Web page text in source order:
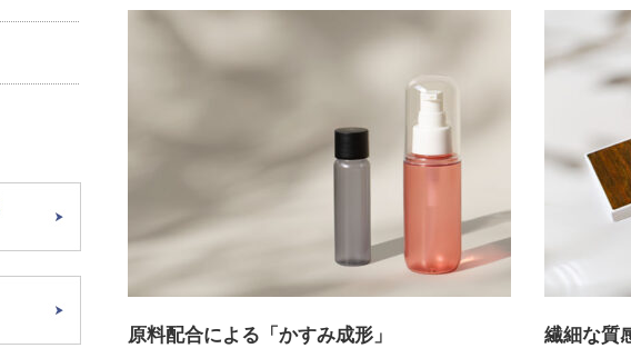
原料配合による「かすみ成形」 繊細な質